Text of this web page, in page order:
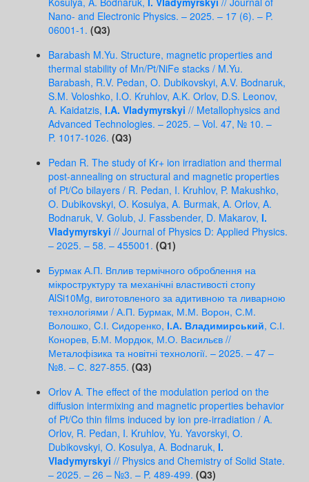
Nano- and Electronic Physics. – 2025. – 17 (6). – P.
06001-1. (Q3)
Barabash M.Yu. Structure, magnetic properties and
thermal stability of Mn/Pt/NiFe stacks / M.Yu.
Barabash, R.V. Pedan, O. Dubikovskyi, A.V. Bodnaruk,
S.M. Voloshko, I.O. Kruhlov, A.K. Orlov, D.S. Leonov,
A. Kaidatzis, I.A. Vladymyrskyi // Metallophysics and
Advanced Technologies. – 2025. – Vol. 47, № 10. –
P. 1017-1026. (Q3)
Pedan R. The study of Kr+ ion irradiation and thermal
post-annealing on structural and magnetic properties
of Pt/Co bilayers / R. Pedan, I. Kruhlov, P. Makushko,
O. Dubikovskyi, O. Kosulya, A. Burmak, A. Orlov, A.
Bodnaruk, V. Golub, J. Fassbender, D. Makarov, I.
Vladymyrskyi // Journal of Physics D: Applied Physics.
– 2025. – 58. – 455001. (Q1)
Бурмак А.П. Вплив термічного оброблення на
мікроструктуру та механічні властивості стопу
AlSi10Mg, виготовленого за адитивною та ливарною
технологіями / А.П. Бурмак, М.М. Ворон, С.М.
Волошко, C.І. Сидоренко, І.А. Владимирський, С.І.
Конорев, Б.М. Мордюк, М.О. Васильєв //
Металофізика та новітні технології. – 2025. – 47 –
№8. – С. 827-855. (Q3)
Orlov A. The effect of the modulation period on the
diffusion intermixing and magnetic properties behavior
of Pt/Co thin films induced by ion pre-irradiation / A.
Orlov, R. Pedan, I. Kruhlov, Yu. Yavorskyi, O.
Dubikovskyi, O. Kosulya, A. Bodnaruk, I.
Vladymyrskyi // Physics and Chemistry of Solid State.
– 2025. – 26 – №3. – P. 489-499. (Q3)